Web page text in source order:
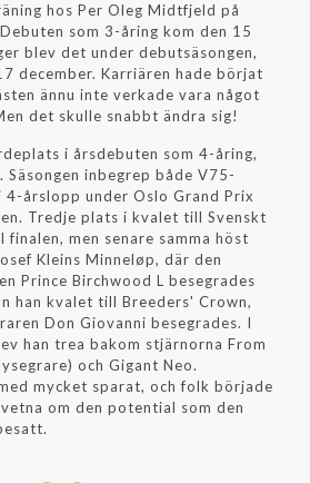
hos Per Oleg Midtfjeld på
som 3-åring kom den 15
blev det under debutsäsongen,
december. Karriären hade börjat
ännu inte verkade vara något
det skulle snabbt ändra sig!
i årsdebuten som 4-åring,
Säsongen inbegrep både V75-
årslopp under Oslo Grand Prix
Tredje plats i kvalet till Svenskt
men senare samma höst
Kleins Minneløp, där den
Prince Birchwood L besegrades
han kvalet till Breeders' Crown,
Don Giovanni besegrades. I
han trea bakom stjärnorna From
och Gigant Neo.
mycket sparat, och folk började
om den potential som den